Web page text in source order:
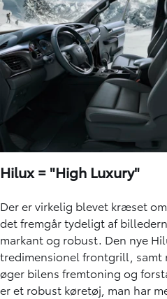
Hilux = "High Luxury"
Der er virkelig blevet kræset
det fremgår tydeligt af
markant og robust. Den nye
tredimensionel frontgrill, samt
øger bilens fremtoning og
er et robust køretøj, man har